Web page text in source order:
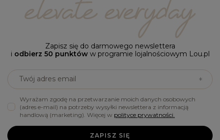
Zapisz się do darmowego newslettera
i odbierz 50 punktóww programie lojalnościowym Lou.pl
Twój adres email
Wyrażam zgodę na przetwarzanie moich danych osobowych
(adres e-mail) na potrzeby wysyłki newslettera z informacją
handlową (marketing). Więcej w polityce prywatności.
ZAPISZ SIĘ